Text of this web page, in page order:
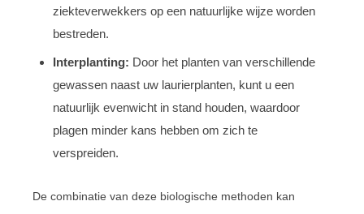
ziekteverwekkers op een natuurlijke wijze worden
bestreden.
Interplanting: Door het planten van verschillende
gewassen naast uw laurierplanten, kunt u een
natuurlijk evenwicht in stand houden, waardoor
plagen minder kans hebben om zich te
verspreiden.
De combinatie van deze biologische methoden kan